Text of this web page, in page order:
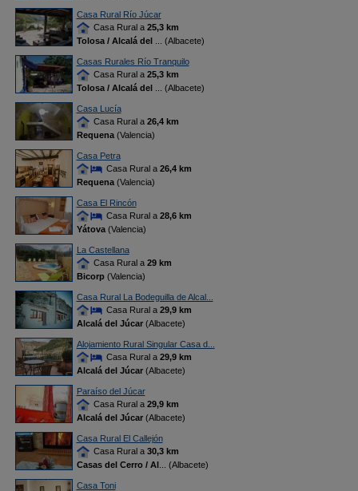
Casa Rural Río Júcar
Casa Rural a 25,3 km
Tolosa / Alcalá del
... (Albacete)
Casas Rurales Río Tranquilo
Casa Rural a 25,3 km
Tolosa / Alcalá del
... (Albacete)
Casa Lucía
Casa Rural a 26,4 km
Requena(Valencia)
Casa Petra
Casa Rural a 26,4 km
Requena(Valencia)
Casa El Rincón
Casa Rural a 28,6 km
Yátova(Valencia)
La Castellana
Casa Rural a 29 km
Bicorp(Valencia)
Casa Rural La Bodeguilla de Alcal...
Casa Rural a 29,9 km
Alcalá del Júcar(Albacete)
Alojamiento Rural Singular Casa d...
Casa Rural a 29,9 km
Alcalá del Júcar(Albacete)
Paraíso del Júcar
Casa Rural a 29,9 km
Alcalá del Júcar(Albacete)
Casa Rural El Callejón
Casa Rural a 30,3 km
Casas del Cerro / Al... (Albacete)
Casa Toni